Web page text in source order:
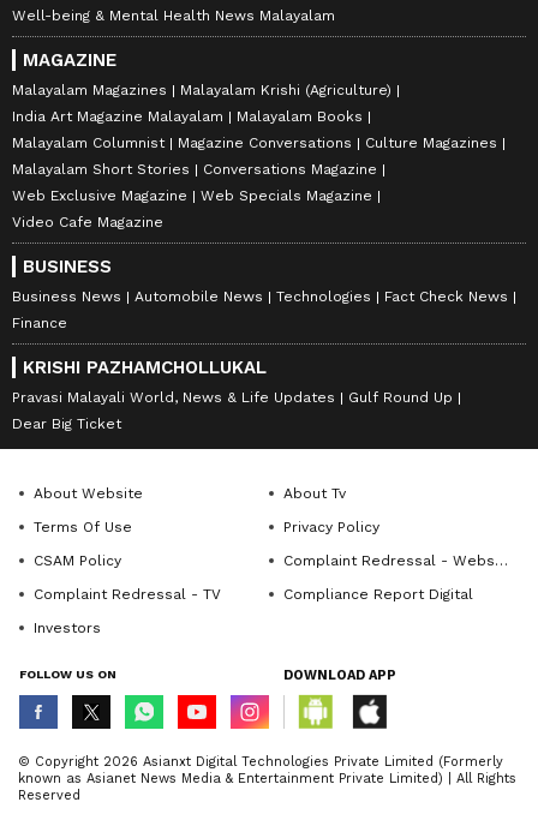
Well-being & Mental Health News Malayalam
MAGAZINE
Malayalam Magazines
Malayalam Krishi (Agriculture)
India Art Magazine Malayalam
Malayalam Books
Malayalam Columnist
Magazine Conversations
Culture Magazines
Malayalam Short Stories
Conversations Magazine
Web Exclusive Magazine
Web Specials Magazine
Video Cafe Magazine
BUSINESS
Business News Automobile News Technologies
Fact Check News
Finance
KRISHI PAZHAMCHOLLUKAL
Pravasi Malayali World, News & Life Updates
Gulf Round Up
Dear Big Ticket
About Website
About Tv
Terms Of Use
Privacy Policy
CSAM Policy
Complaint Redressal - Website
Complaint Redressal - TV
Compliance Report Digital
Investors
FOLLOW US ON DOWNLOAD APP
© Copyright 2026 Asianxt Digital Technologies Private Limited (Formerly
known as Asianet News Media & Entertainment Private Limited) | All Rights
Reserved